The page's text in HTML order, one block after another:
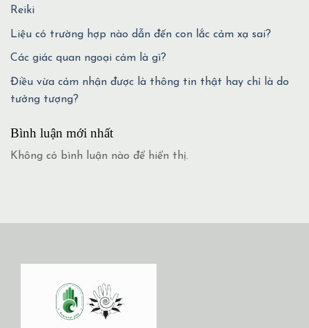
Reiki
Liệu có trường hợp nào dẫn đến con lắc cảm xạ sai?
Các giác quan ngoại cảm là gì?
Điều vừa cảm nhận được là thông tin thật hay chỉ là do
tưởng tượng?
Bình luận mới nhất
Không có bình luận nào để hiển thị.